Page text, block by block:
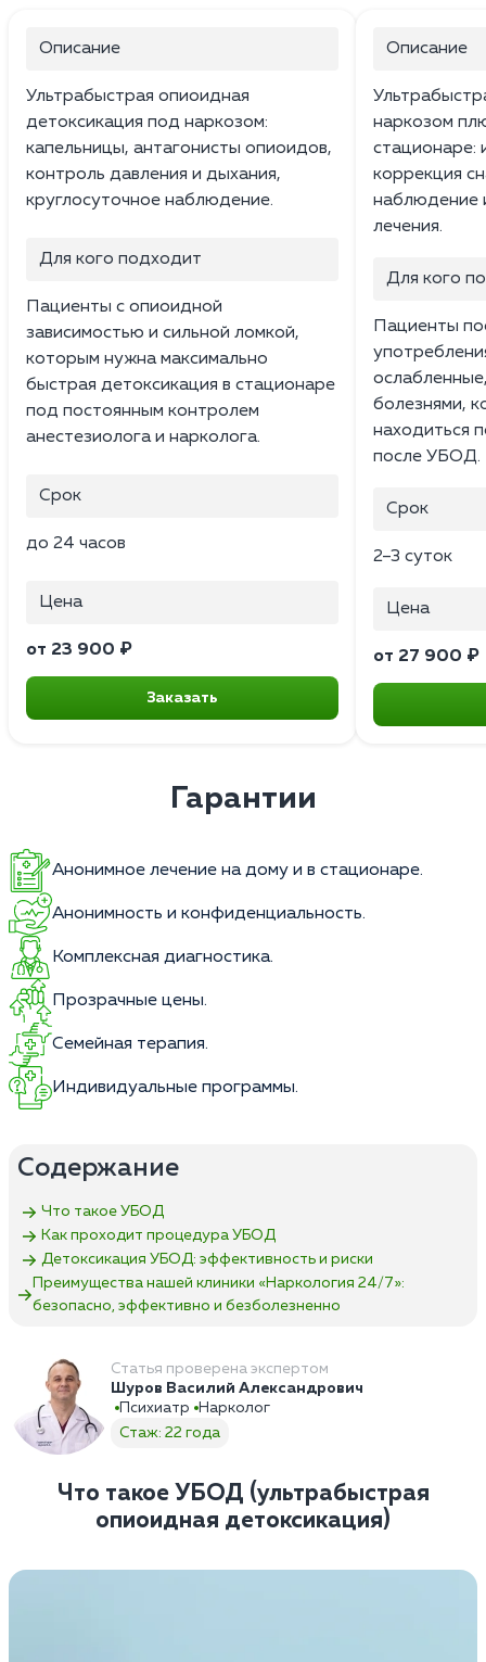
Описание
Ультрабыстрая опиоидная
детоксикация под наркозом:
капельницы, антагонисты опиоидов,
контроль давления и дыхания,
круглосуточное наблюдение.
Для кого подходит
Пациенты с опиоидной
зависимостью и сильной ломкой,
которым нужна максимально
быстрая детоксикация в стационаре
под постоянным контролем
анестезиолога и нарколога.
Срок
до 24 часов
Цена
от 23 900 ₽
Заказать
Описание
наркозом
стационаре:
коррекция
наблюдение
лечения.
Для кого
Пациенты
болезнями,
находиться
после УБОД.
Срок
2–3 суток
Цена
от 27 900 ₽
Гарантии
Анонимное лечение на дому и в стационаре.
Анонимность и конфиденциальность.
Комплексная диагностика.
Прозрачные цены.
Семейная терапия.
Индивидуальные программы.
Содержание
Что такое УБОД
Как проходит процедура УБОД
Детоксикация УБОД: эффективность и риски
Преимущества нашей клиники «Наркология 24/7»:
безопасно, эффективно и безболезненно
Статья проверена экспертом
Шуров Василий Александрович
Психиатр
Нарколог
Стаж: 22 года
Что такое УБОД (ультрабыстрая
опиоидная детоксикация)